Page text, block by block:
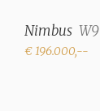
Nimbus W9
€ 196.000,--